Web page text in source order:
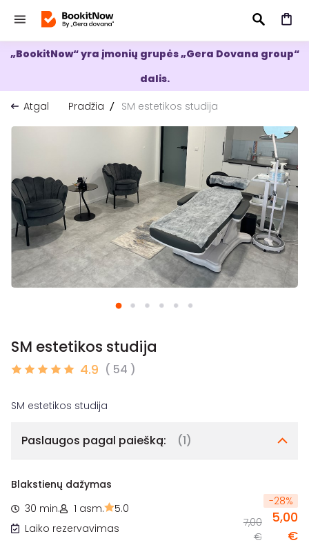
IEŠKOTI
„BookitNow“ yra įmonių grupės „Gera Dovana group“
dalis.
Atgal
Pradžia SM estetikos studija
SM estetikos studija
4.9 ( 54 )
Paslaugos pagal paiešką: (1)
Blakstienų dažymas
30 min.
1 asm.
5.0
Laiko rezervavimas
-28%
7,00
€
5,00
€